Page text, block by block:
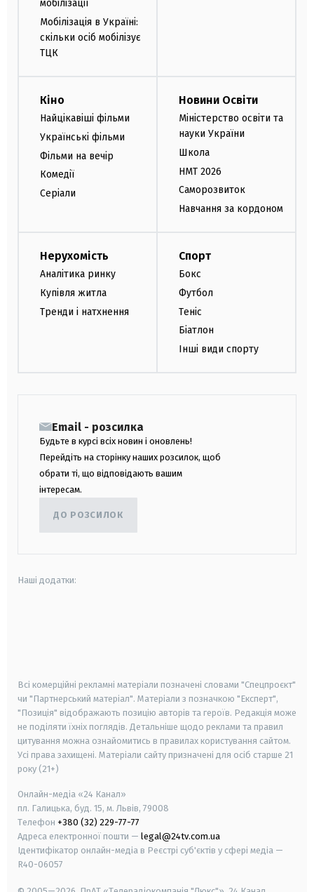
мобілізації
Мобілізація в Україні:
скільки осіб мобілізує
ТЦК
Кіно
Найцікавіші фільми
Українські фільми
Фільми на вечір
Комедії
Серіали
Новини Освіти
Міністерство освіти та
науки України
Школа
НМТ 2026
Саморозвиток
Навчання за кордоном
Нерухомість
Аналітика ринку
Купівля житла
Тренди і натхнення
Спорт
Бокс
Футбол
Теніс
Біатлон
Інші види спорту
Email - розсилка
Будьте в курсі всіх новин і оновлень!
Перейдіть на сторінку наших розсилок, щоб
обрати ті, що відповідають вашим
інтересам.
ДО РОЗСИЛОК
Наші додатки:
Всі комерційні рекламні матеріали позначені словами "Спецпроєкт"
чи "Партнерський матеріал". Матеріали з позначкою "Експерт",
"Позиція" відображають позицію авторів та героїв. Редакція може
не поділяти їхніх поглядів. Детальніше щодо реклами та правил
цитування можна ознайомитись в правилах користування сайтом.
Усі права захищені. Матеріали сайту призначені для осіб старше 21
року (21+)
Онлайн-медіа «24 Канал»
пл. Галицька, буд. 15, м. Львів, 79008
Телефон +380 (32) 229-77-77
Адреса електронної пошти — legal@24tv.com.ua
Ідентифікатор онлайн-медіа в Реєстрі суб'єктів у сфері медіа —
R40-06057